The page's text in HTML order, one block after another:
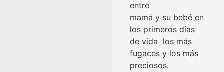
entre
mamá y su bebé en
los primeros días
de vida los más
fugaces y los más
preciosos.